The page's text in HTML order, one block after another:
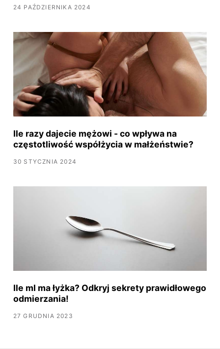
24 PAŹDZIERNIKA 2024
Ile razy dajecie mężowi - co wpływa na
częstotliwość współżycia w małżeństwie?
30 STYCZNIA 2024
Ile ml ma łyżka? Odkryj sekrety prawidłowego
odmierzania!
27 GRUDNIA 2023